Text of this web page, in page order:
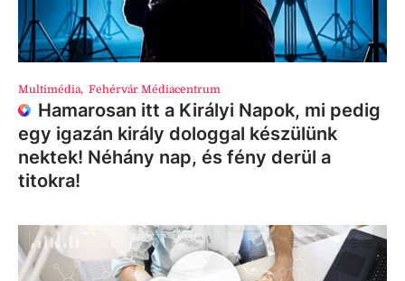
Multimédia, Fehérvár Médiacentrum
Hamarosan itt a Királyi Napok, mi pedig
egy igazán király dologgal készülünk
nektek! Néhány nap, és fény derül a
titokra!